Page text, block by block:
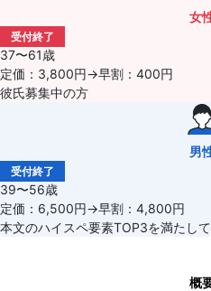
女
受付終了
37〜61歳
定価：3,800円→早割：400円
彼氏募集中の方
男
受付終了
39〜56歳
定価：6,500円→早割：4,800円
本文のハイスペ要素TOP3を満たし
概